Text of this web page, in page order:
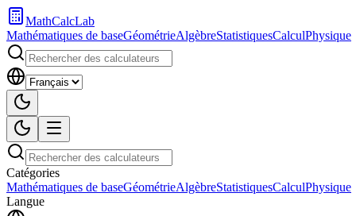
MathCalcLab
Mathématiques de baseGéométrieAlgèbreStatistiquesCalculPhysique
Catégories
Mathématiques de baseGéométrieAlgèbreStatistiquesCalculPhysique
Langue